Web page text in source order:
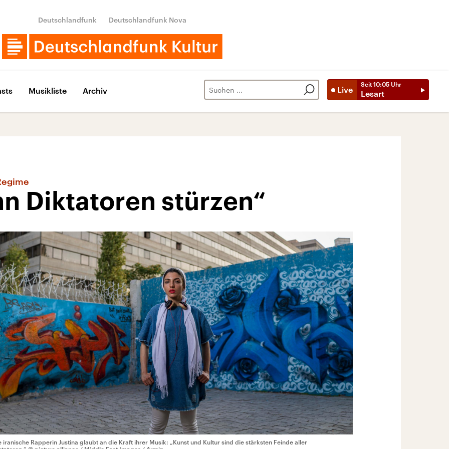
Deutschlandfunk Deutschlandfunk Nova
Live
Seit 10:05 Uhr
Lesart
Musikliste Archiv
Diktatoren stürzen“
iranische Rapperin Justina glaubt an die Kraft ihrer Musik: „Kunst und Kultur sind die stärksten Feinde aller